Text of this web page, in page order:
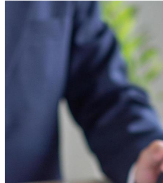
PNGs
Images Éditoriales
Événements Éditoriaux